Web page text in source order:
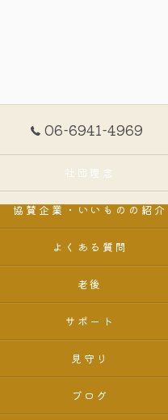
06-6941-4969
社団理念
協賛企業・いいものの紹介
よくある質問
老後
サポート
見守り
ブログ